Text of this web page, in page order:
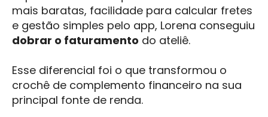
mais baratas, facilidade para calcular fretes
e gestão simples pelo app, Lorena conseguiu
dobrar o faturamento do ateliê.
Esse diferencial foi o que transformou o
crochê de complemento financeiro na sua
principal fonte de renda.